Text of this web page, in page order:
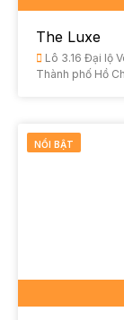
The Luxe
Lô 3.16 Đại lộ
Thành phố Hồ
NỔI BẬT